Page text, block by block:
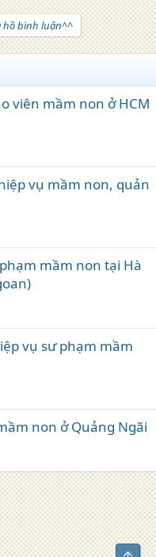
hồ bình luận^^
viên mầm non ở HCM
vụ mầm non, quản
mầm non tại Hà
vụ sư phạm mầm
non ở Quảng Ngãi